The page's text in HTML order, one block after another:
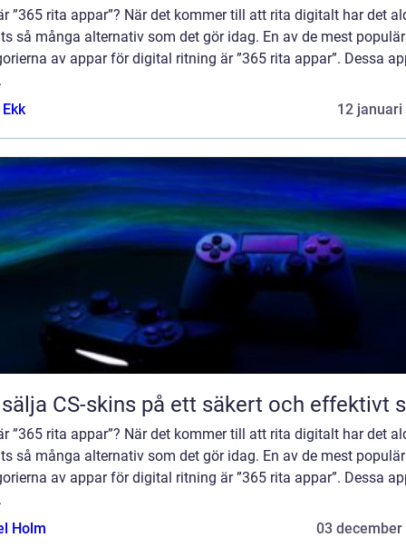
”365 rita appar”? När det kommer till att rita digitalt har det
så många alternativ som det gör idag. En av de mest
av appar för digital ritning är ”365 rita appar”. Dessa
12 januari
CS-skins på ett säkert och effektivt
”365 rita appar”? När det kommer till att rita digitalt har det
så många alternativ som det gör idag. En av de mest
av appar för digital ritning är ”365 rita appar”. Dessa
Holm
03 december